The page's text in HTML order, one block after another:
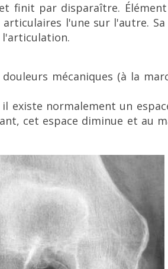
finit par disparaître.
l'une sur l'autre.
l'articulation.
mécaniques (à la
existe normalement un
cet espace diminue et au